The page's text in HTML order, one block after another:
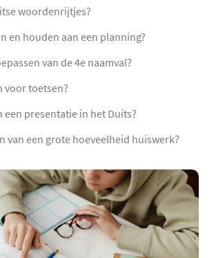
woordenrijtjes?
en houden aan een planning?
van de 4e naamval?
voor toetsen?
een presentatie in het Duits?
van een grote hoeveelheid huiswerk?